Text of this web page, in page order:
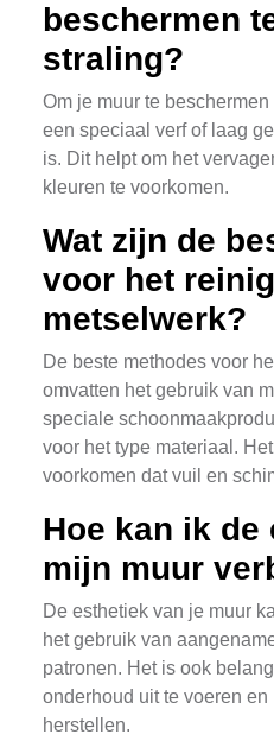
beschermen
straling?
Om je muur te
een speciaal verf of laag
is. Dit helpt om het
kleuren te voorkomen.
Wat zijn de
voor het
metselwerk?
De beste methodes voor
omvatten het gebruik van
speciale
voor het type materiaal.
voorkomen dat vuil en
Hoe kan ik de
mijn muur
De esthetiek van je muur
het gebruik van
patronen. Het is ook
onderhoud uit te voeren
herstellen.